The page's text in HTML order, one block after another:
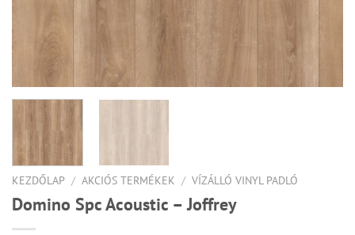
KEZDŐLAP / AKCIÓS TERMÉKEK / VÍZÁLLÓ VINYL PADLÓ
Domino Spc Acoustic – Joffrey